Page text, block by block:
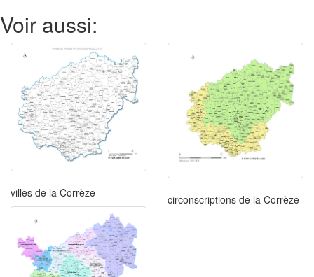
Voir aussi:
villes de la Corrèze
circonscriptions de la Corrèze